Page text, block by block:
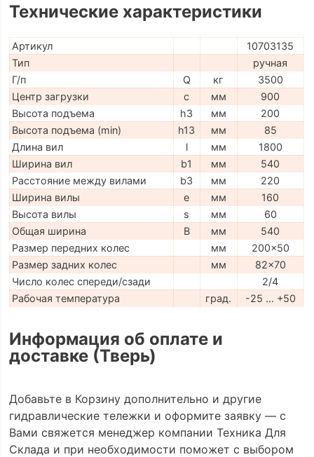
Технические характеристики
Артикул
10703135
Тип
ручная
Г/п
Q кг
3500
Центр загрузки
c мм
900
Высота подъема
h3 мм
200
Высота подъема (min)
h13 мм
85
Длина вил
l мм
1800
Ширина вил
b1 мм
540
Расстояние между вилами
b3 мм
220
Ширина вилы
e мм
160
Высота вилы
s мм
60
Общая ширина
B мм
540
Размер передних колес
мм
200x50
Размер задних колес
мм
82x70
Число колес спереди/сзади
2/4
Рабочая температура
град. -25 … +50
Информация об оплате и
доставке (Тверь)
Добавьте в Корзину дополнительно и другие
гидравлические тележки и оформите заявку — с
Вами свяжется менеджер компании Техника Для
Склада и при необходимости поможет с выбором